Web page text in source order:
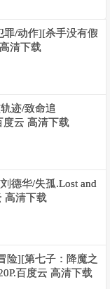
罪/动作][杀手没有假
清下载
迹/致命追
度云 高清下载
德华/失孤.Lost and
高清下载
险][第七子：降魔之
百度云 高清下载